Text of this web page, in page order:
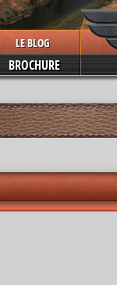
LE BLOG
BROCHURE